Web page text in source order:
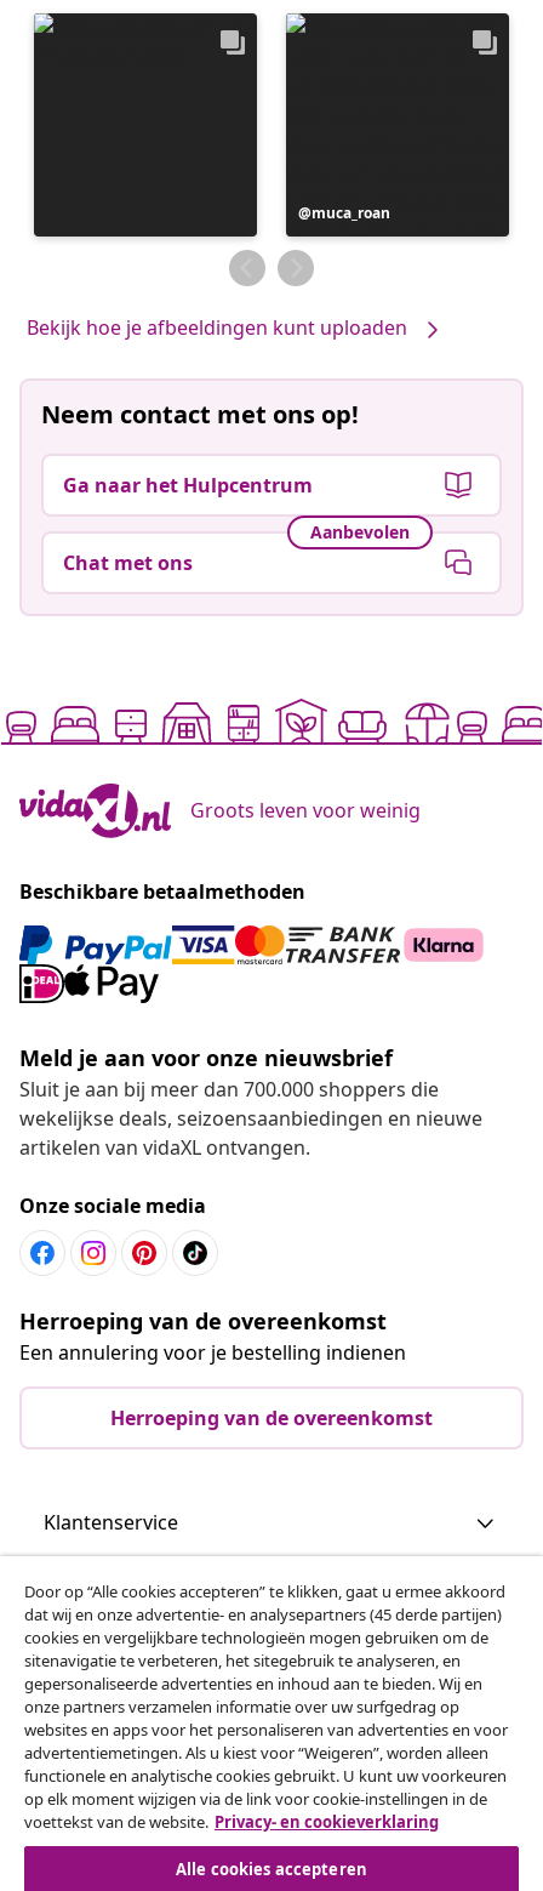
Bericht
gepubliceerd
door
muca_roan
Bekijk hoe je afbeeldingen kunt uploaden
Neem contact met ons op!
Ga naar het Hulpcentrum
Aanbevolen
Chat met ons
Groots leven voor weinig
Beschikbare betaalmethoden
Meld je aan voor onze nieuwsbrief
Sluit je aan bij meer dan 700.000 shoppers die
wekelijkse deals, seizoensaanbiedingen en nieuwe
artikelen van vidaXL ontvangen.
Onze sociale media
Herroeping van de overeenkomst
Een annulering voor je bestelling indienen
Herroeping van de overeenkomst
Klantenservice
Zakelijk
vidaXL
Ontdek meer
Door op “Alle cookies accepteren” te klikken, gaat u ermee akkoord
dat wij en onze advertentie- en analysepartners (45 derde partijen)
cookies en vergelijkbare technologieën mogen gebruiken om de
sitenavigatie te verbeteren, het sitegebruik te analyseren, en
gepersonaliseerde advertenties en inhoud aan te bieden. Wij en
onze partners verzamelen informatie over uw surfgedrag op
websites en apps voor het personaliseren van advertenties en voor
advertentiemetingen. Als u kiest voor “Weigeren”, worden alleen
functionele en analytische cookies gebruikt. U kunt uw voorkeuren
op elk moment wijzigen via de link voor cookie-instellingen in de
voettekst van de website. Privacy- en cookieverklaring
Alle cookies accepteren